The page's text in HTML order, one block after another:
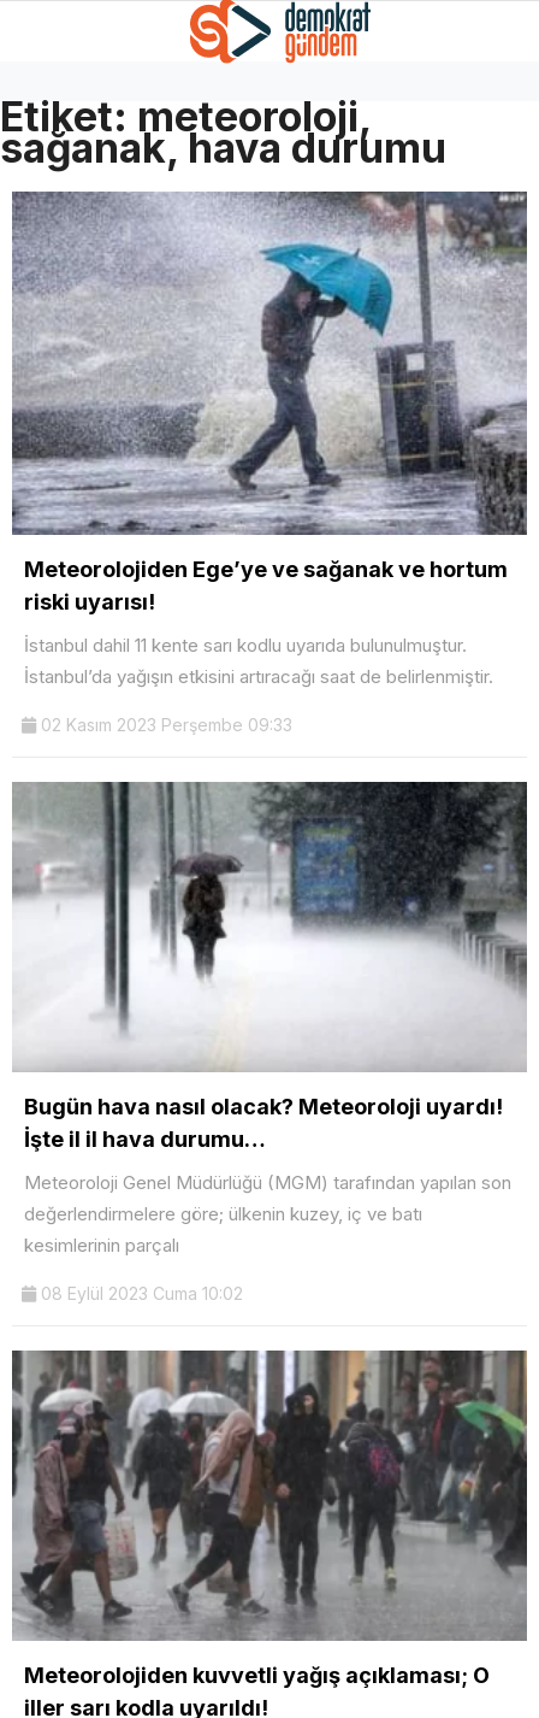
Etiket: meteoroloji,
sağanak, hava durumu
Meteorolojiden Ege’ye ve sağanak ve hortum
riski uyarısı!
İstanbul dahil 11 kente sarı kodlu uyarıda bulunulmuştur.
İstanbul’da yağışın etkisini artıracağı saat de belirlenmiştir.
02 Kasım 2023 Perşembe 09:33
Bugün hava nasıl olacak? Meteoroloji uyardı!
İşte il il hava durumu…
Meteoroloji Genel Müdürlüğü (MGM) tarafından yapılan son
değerlendirmelere göre; ülkenin kuzey, iç ve batı
kesimlerinin parçalı
08 Eylül 2023 Cuma 10:02
Meteorolojiden kuvvetli yağış açıklaması; O
iller sarı kodla uyarıldı!